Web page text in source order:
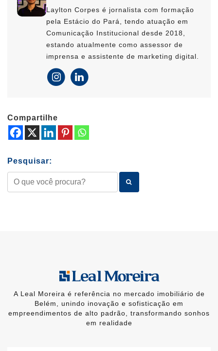
Laylton Corpes é jornalista com formação
pela Estácio do Pará, tendo atuação em
Comunicação Institucional desde 2018,
estando atualmente como assessor de
imprensa e assistente de marketing digital.
Compartilhe
Pesquisar:
A Leal Moreira é referência no mercado imobiliário de
Belém, unindo inovação e sofisticação em
empreendimentos de alto padrão, transformando sonhos
em realidade